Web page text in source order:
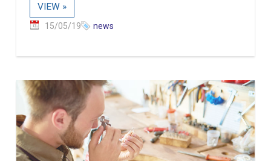
VIEW »
15/05/19 news